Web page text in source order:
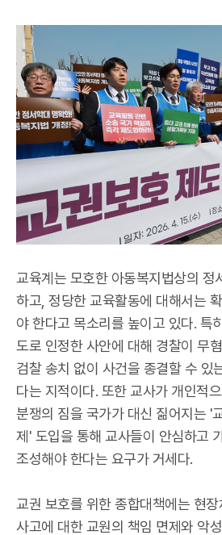
교육계는 모호한 아동복지법상의 정
하고, 정당한 교육활동에 대해서는
야 한다고 목소리를 높이고 있다. 특
도로 인정한 사안에 대해 경찰이 무
검찰 송치 없이 사건을 종결할 수 있
다는 지적이다. 또한 교사가 개인적
분쟁의 짐을 국가가 대신 짊어지는 '
제' 도입을 통해 교사들이 안심하고
조성해야 한다는 요구가 거세다.
교권 보호를 위한 종합대책에는 현
사고에 대한 교원의 책임 면제와 악